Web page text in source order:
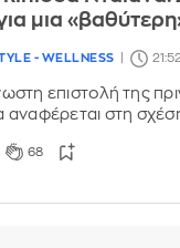
μια
- WELLNESS
επιστολή της
αναφέρεται στη
68